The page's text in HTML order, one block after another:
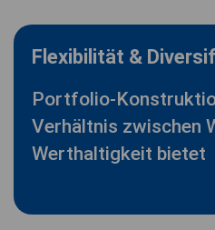
Flexibilität &
Portfolio-
Verhältnis zwischen
Werthaltigkeit bietet